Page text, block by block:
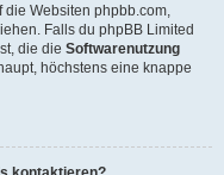
die Websiten phpbb.com,
Falls du phpBB Limited
die die Softwarenutzung
höchstens eine knappe